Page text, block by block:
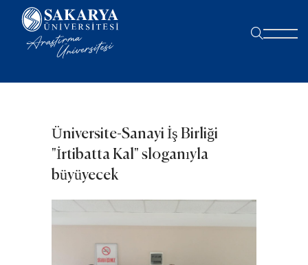
Üniversite-Sanayi İş Birliği
"İrtibatta Kal" sloganıyla
büyüyecek